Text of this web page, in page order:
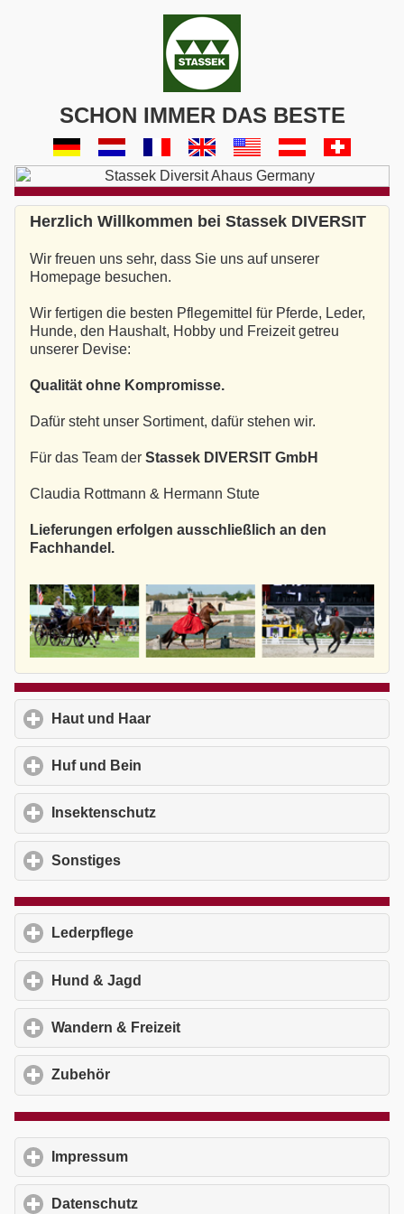
SCHON IMMER DAS BESTE
Herzlich Willkommen bei Stassek DIVERSIT
Wir freuen uns sehr, dass Sie uns auf unserer
Homepage besuchen.
Wir fertigen die besten Pflegemittel für Pferde, Leder,
Hunde, den Haushalt, Hobby und Freizeit getreu
unserer Devise:
Qualität ohne Kompromisse.
Dafür steht unser Sortiment, dafür stehen wir.
Für das Team der Stassek DIVERSIT GmbH
Claudia Rottmann & Hermann Stute
Lieferungen erfolgen ausschließlich an den
Fachhandel.
Haut und Haar
Huf und Bein
Insektenschutz
Sonstiges
Lederpflege
Hund & Jagd
Wandern & Freizeit
Zubehör
Impressum
Datenschutz